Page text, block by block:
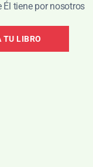
tiene por nosotros
TU LIBRO